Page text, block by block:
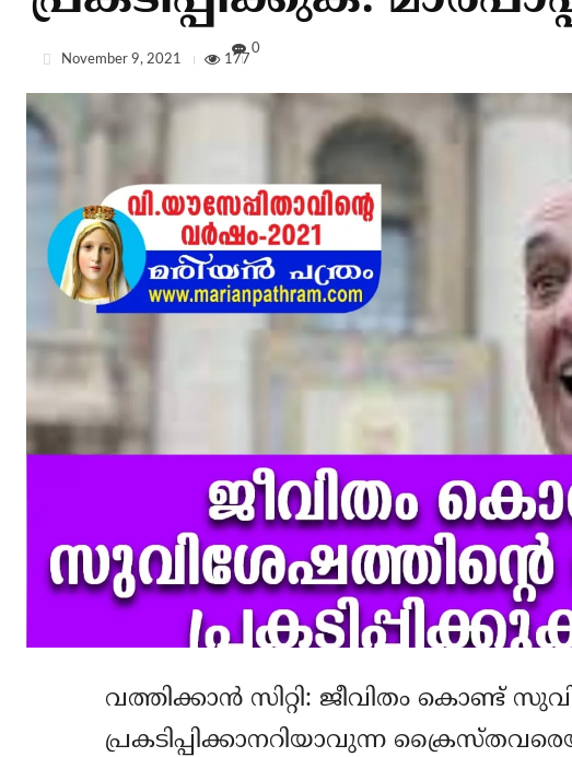
November 9, 2021 177
0
വത്തിക്കാന്‍ സിറ്റി: ജീവിതം കൊണ്ട്
പ്രകടിപ്പിക്കാനറിയാവുന്ന